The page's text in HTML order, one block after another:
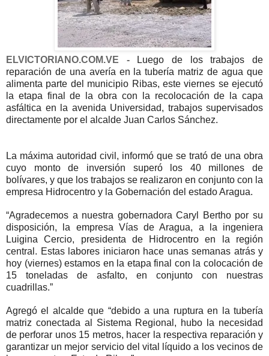
ELVICTORIANO.COM.VE -
Luego de los trabajos de
reparación de una avería en la tubería matriz de agua que
alimenta parte del municipio Ribas, este viernes se ejecutó
la etapa final de la obra con la recolocación de la capa
asfáltica en la avenida Universidad, trabajos supervisados
directamente por el alcalde Juan Carlos Sánchez.
La máxima autoridad civil, informó que se trató de una obra
cuyo monto de inversión superó los 40 millones de
bolívares, y que los trabajos se realizaron en conjunto con la
empresa Hidrocentro y la Gobernación del estado Aragua.
“Agradecemos a nuestra gobernadora Caryl Bertho por su
disposición, la empresa Vías de Aragua, a la ingeniera
Luigina Cercio, presidenta de Hidrocentro en la región
central. Estas labores iniciaron hace unas semanas atrás y
hoy (viernes) estamos en la etapa final con la colocación de
15 toneladas de asfalto, en conjunto con nuestras
cuadrillas.”
Agregó el alcalde que “debido a una ruptura en la tubería
matriz conectada al Sistema Regional, hubo la necesidad
de perforar unos 15 metros, hacer la respectiva reparación y
garantizar un mejor servicio del vital líquido a los vecinos de